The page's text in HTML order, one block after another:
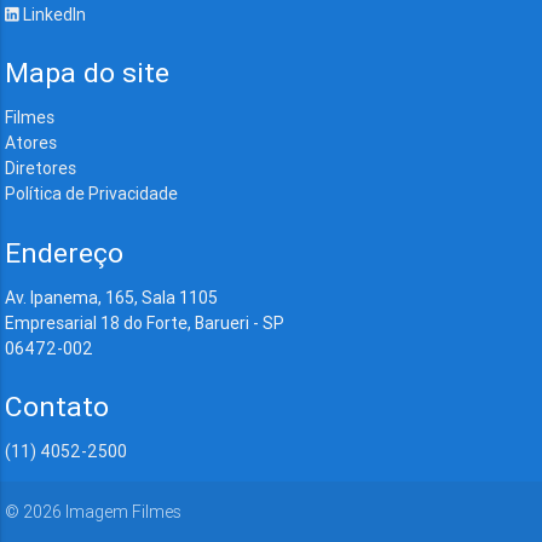
LinkedIn
Mapa do site
Filmes
Atores
Diretores
Política de Privacidade
Endereço
Av. Ipanema, 165, Sala 1105
Empresarial 18 do Forte, Barueri - SP
06472-002
Contato
(11) 4052-2500
© 2026 Imagem Filmes